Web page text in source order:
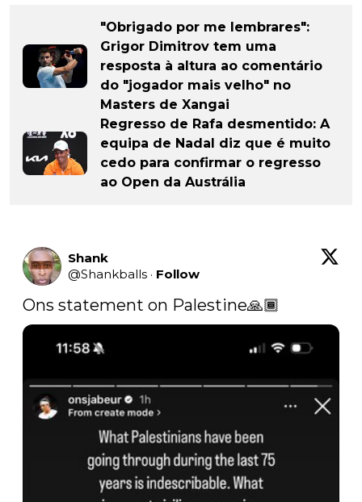
"Obrigado por me lembrares":
Grigor Dimitrov tem uma
resposta à altura ao comentário
do "jogador mais velho" no
Masters de Xangai
Regresso de Rafa desmentido: A
equipa de Nadal diz que é muito
cedo para confirmar o regresso
ao Open da Austrália
Shank
@Shankballs · Follow
Ons statement on Palestine🙏🏾